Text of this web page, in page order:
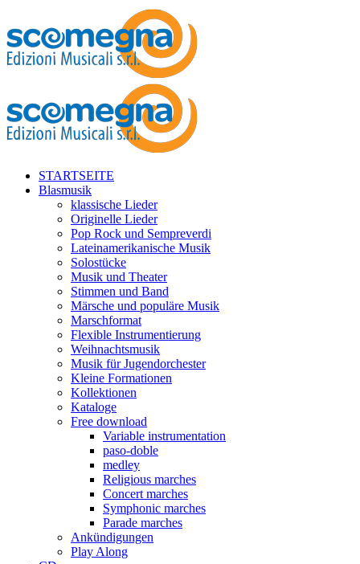
STARTSEITE
Blasmusik
klassische Lieder
Originelle Lieder
Pop Rock und Sempreverdi
Lateinamerikanische Musik
Solostücke
Musik und Theater
Stimmen und Band
Märsche und populäre Musik
Marschformat
Flexible Instrumentierung
Weihnachtsmusik
Musik für Jugendorchester
Kleine Formationen
Kollektionen
Kataloge
Free download
Variable instrumentation
paso-doble
medley
Religious marches
Concert marches
Symphonic marches
Parade marches
Ankündigungen
Play Along